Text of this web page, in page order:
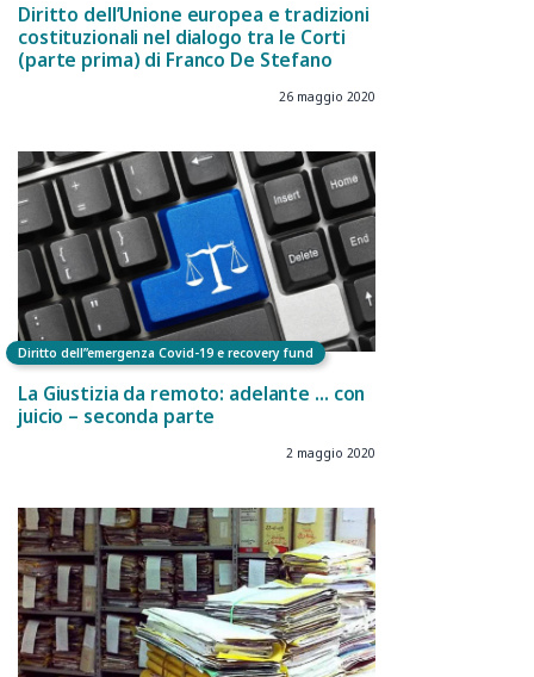
Diritto dell’Unione europea e tradizioni
costituzionali nel dialogo tra le Corti
(parte prima) di Franco De Stefano
26 maggio 2020
Diritto dell”emergenza Covid-19 e recovery fund
La Giustizia da remoto: adelante … con
juicio – seconda parte
2 maggio 2020